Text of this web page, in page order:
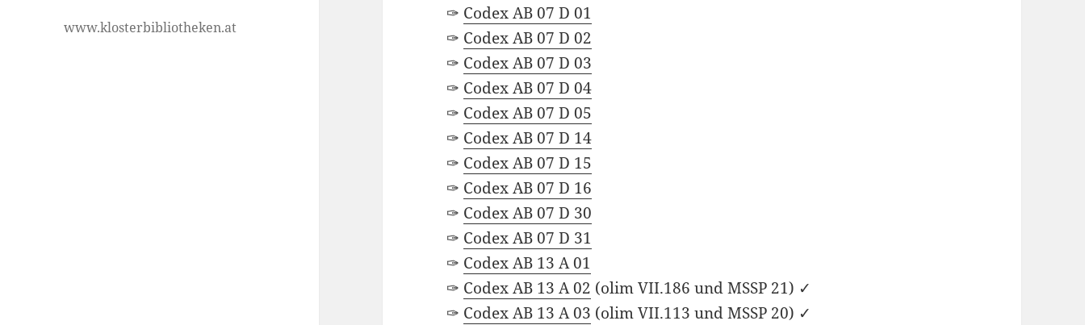
www.klosterbibliotheken.at
✑ Codex AB 07 D 01
✑ Codex AB 07 D 02
✑ Codex AB 07 D 03
✑ Codex AB 07 D 04
✑ Codex AB 07 D 05
✑ Codex AB 07 D 14
✑ Codex AB 07 D 15
✑ Codex AB 07 D 16
✑ Codex AB 07 D 30
✑ Codex AB 07 D 31
✑ Codex AB 13 A 01
✑ Codex AB 13 A 02 (olim VII.186 und MSSP 21) ✓
✑ Codex AB 13 A 03 (olim VII.113 und MSSP 20) ✓